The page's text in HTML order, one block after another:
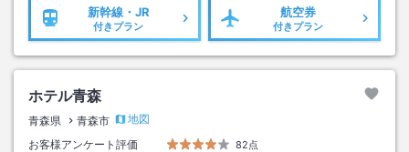
新幹線・JR
付きプラン
航空券
付きプラン
ホテル青森
青森県 青森市
地図
お客様アンケート評価
82点